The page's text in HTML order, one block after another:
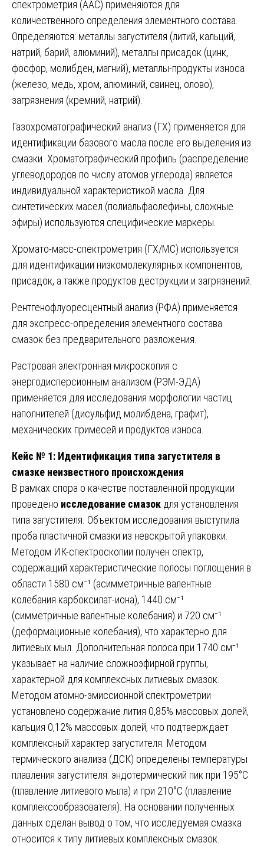
спектрометрия (ААС) применяются для
количественного определения элементного состава.
Определяются: металлы загустителя (литий, кальций,
натрий, барий, алюминий), металлы присадок (цинк,
фосфор, молибден, магний), металлы-продукты износа
(железо, медь, хром, алюминий, свинец, олово),
загрязнения (кремний, натрий).
Газохроматографический анализ (ГХ) применяется для
идентификации базового масла после его выделения из
смазки. Хроматографический профиль (распределение
углеводородов по числу атомов углерода) является
индивидуальной характеристикой масла. Для
синтетических масел (полиальфаолефины, сложные
эфиры) используются специфические маркеры.
Хромато-масс-спектрометрия (ГХ/МС) используется
для идентификации низкомолекулярных компонентов,
присадок, а также продуктов деструкции и загрязнений.
Рентгенофлуоресцентный анализ (РФА) применяется
для экспресс-определения элементного состава
смазок без предварительного разложения.
Растровая электронная микроскопия с
энергодисперсионным анализом (РЭМ-ЭДА)
применяется для исследования морфологии частиц
наполнителей (дисульфид молибдена, графит),
механических примесей и продуктов износа.
Кейс № 1: Идентификация типа загустителя в
смазке неизвестного происхождения
В рамках спора о качестве поставленной продукции
проведено исследование смазок для установления
типа загустителя. Объектом исследования выступила
проба пластичной смазки из невскрытой упаковки.
Методом ИК-спектроскопии получен спектр,
содержащий характеристические полосы поглощения в
области 1580 см⁻¹ (асимметричные валентные
колебания карбоксилат-иона), 1440 см⁻¹
(симметричные валентные колебания) и 720 см⁻¹
(деформационные колебания), что характерно для
литиевых мыл. Дополнительная полоса при 1740 см⁻¹
указывает на наличие сложноэфирной группы,
характерной для комплексных литиевых смазок.
Методом атомно-эмиссионной спектрометрии
установлено содержание лития 0,85% массовых долей,
кальция 0,12% массовых долей, что подтверждает
комплексный характер загустителя. Методом
термического анализа (ДСК) определены температуры
плавления загустителя: эндотермический пик при 195°C
(плавление литиевого мыла) и при 210°C (плавление
комплексообразователя). На основании полученных
данных сделан вывод о том, что исследуемая смазка
относится к типу литиевых комплексных смазок.